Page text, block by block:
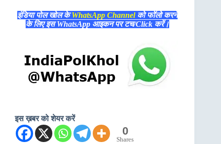
इंडिया पोल खोल केWhatsApp Channelको फॉलो करने
के लिए इस WhatsApp आइकन पर टच/Click करें।
इस ख़बर को शेयर करें
0
Shares